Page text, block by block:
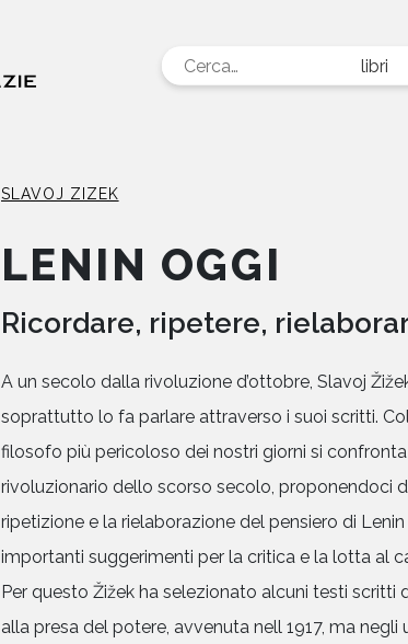
libri
SLAVOJ ZIZEK
LENIN OGGI
Ricordare, ripetere,
A un secolo dalla rivoluzione d’ottobre, Slavoj
soprattutto lo fa parlare attraverso i suoi scritti.
filosofo più pericoloso dei nostri giorni si
rivoluzionario dello scorso secolo, proponendoci
ripetizione e la rielaborazione del pensiero di
importanti suggerimenti per la critica e la lotta al
Per questo Žižek ha selezionato alcuni testi scritti
alla presa del potere, avvenuta nell 1917, ma negli